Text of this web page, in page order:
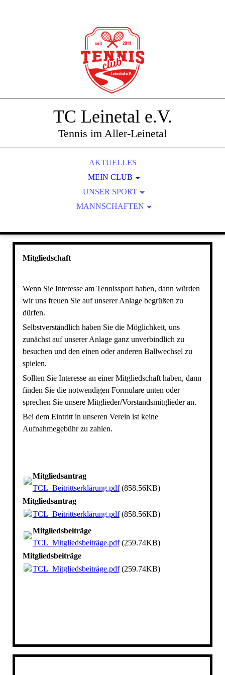
TC Leinetal e.V.
Tennis im Aller-Leinetal
AKTUELLES
MEIN CLUB
ÜBER UNS
DER VORSTAND
ANFAHRT
UNSER SPORT
UNSERE ANLAGE
UNSER TRAINING
MANNSCHAFTEN
HERREN 40
Mitgliedschaft
Wenn Sie Interesse am Tennissport haben, dann würden
wir uns freuen Sie auf unserer Anlage begrüßen zu
dürfen.
Selbstverständlich haben Sie die Möglichkeit, uns
zunächst auf unserer Anlage ganz unverbindlich zu
besuchen und den einen oder anderen Ballwechsel zu
spielen.
Sollten Sie Interesse an einer Mitgliedschaft haben, dann
finden Sie die notwendigen Formulare unten oder
sprechen Sie unsere Mitglieder/Vorstandsmitglieder an.
Bei dem Eintritt in unseren Verein ist keine
Aufnahmegebühr zu zahlen.
Mitgliedsantrag
TCL_Beitrittserklärung.pdf(858.56KB)
Mitgliedsantrag
TCL_Beitrittserklärung.pdf(858.56KB)
Mitgliedsbeiträge
TCL_Mitgliedsbeiträge.pdf(259.74KB)
Mitgliedsbeiträge
TCL_Mitgliedsbeiträge.pdf(259.74KB)